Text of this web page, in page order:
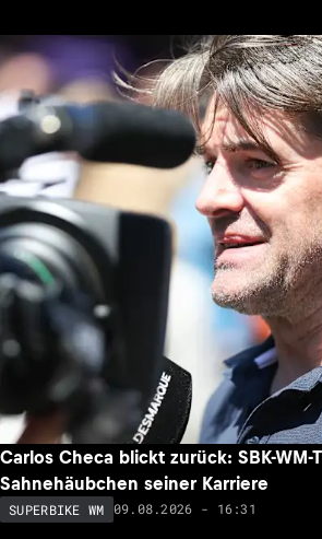
Carlos Checa blickt zurück: SBK-WM-
Sahnehäubchen seiner Karriere
SUPERBIKE WM 09.08.2026 - 16:31